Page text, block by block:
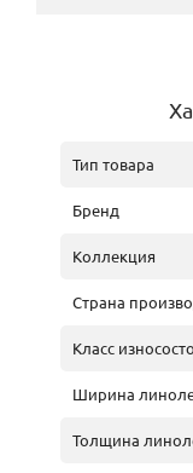
Тип товара
Бренд
Коллекция
Страна
Класс
Ширина
Толщина